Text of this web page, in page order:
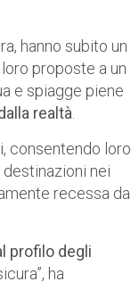
hanno subito un
proposte a un
e spiagge piene
realtà.
consentendo loro
nei
recessa da
profilo degli
ha